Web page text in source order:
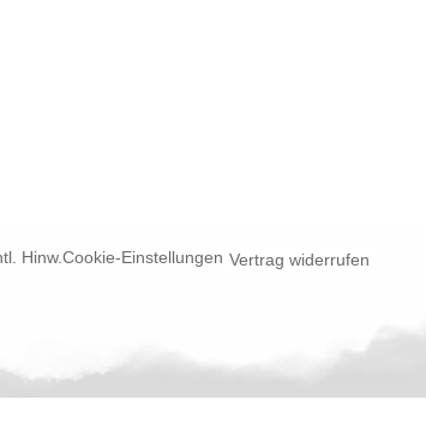
Hinw.Cookie-Einstellungen Vertrag widerrufen